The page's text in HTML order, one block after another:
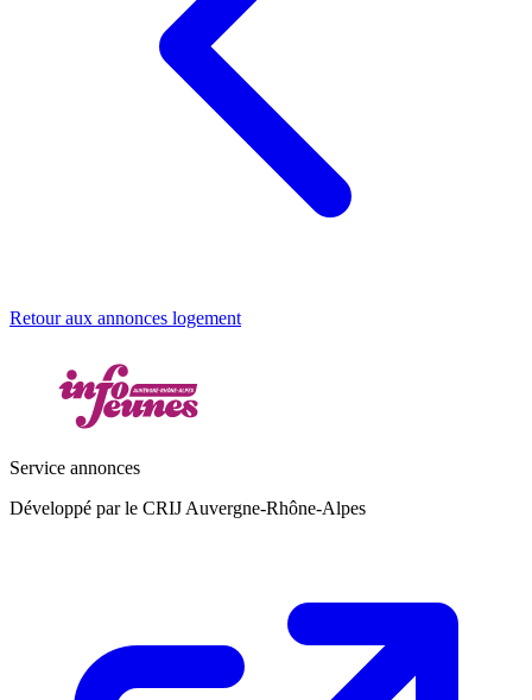
Retour aux annonces logement
Service annonces
Développé par le CRIJ Auvergne-Rhône-Alpes